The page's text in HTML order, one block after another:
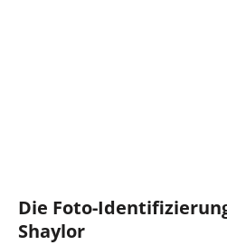
Die Foto-
Shaylor